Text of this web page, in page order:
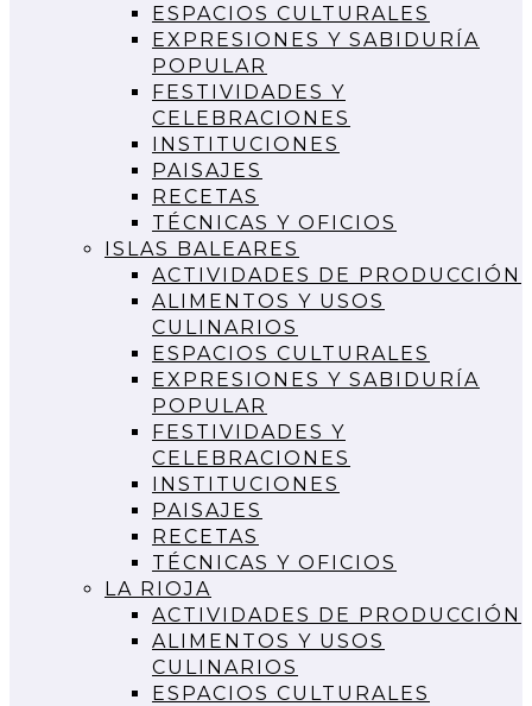
ESPACIOS CULTURALES
EXPRESIONES Y SABIDURÍA
POPULAR
FESTIVIDADES Y
CELEBRACIONES
INSTITUCIONES
PAISAJES
RECETAS
TÉCNICAS Y OFICIOS
ISLAS BALEARES
ACTIVIDADES DE PRODUCCIÓN
ALIMENTOS Y USOS
CULINARIOS
ESPACIOS CULTURALES
EXPRESIONES Y SABIDURÍA
POPULAR
FESTIVIDADES Y
CELEBRACIONES
INSTITUCIONES
PAISAJES
RECETAS
TÉCNICAS Y OFICIOS
LA RIOJA
ACTIVIDADES DE PRODUCCIÓN
ALIMENTOS Y USOS
CULINARIOS
ESPACIOS CULTURALES